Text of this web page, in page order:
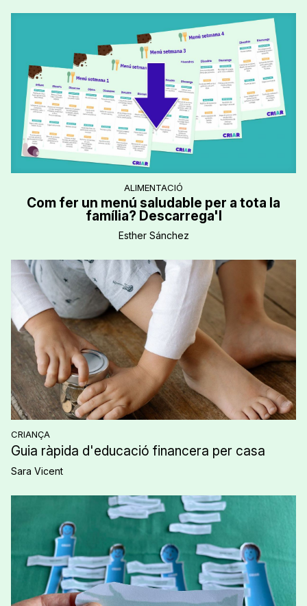
CRIANÇA
Guia ràpida d'educació financera per casa
Sara Vicent
ALIMENTACIÓ
Com fer un menú saludable per a tota la
família? Descarrega'l
Esther Sánchez